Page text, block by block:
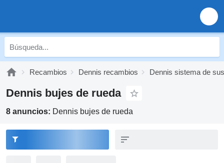
Recambios Dennis recambios Dennis sistema de
Dennis bujes de rueda
8 anuncios: Dennis bujes de rueda